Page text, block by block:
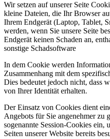
Wir setzen auf unserer Seite
kleine Dateien, die Ihr Browser
Ihrem Endgerät (Laptop, Tablet,
werden, wenn Sie unsere Seite
Endgerät keinen Schaden an,
sonstige Schadsoftware
In dem Cookie werden
Zusammenhang mit dem
Dies bedeutet jedoch nicht, dass
von Ihrer Identität erhalten.
Der Einsatz von Cookies dient
Angebots für Sie angenehmer zu
sogenannte Session-Cookies ein,
Seiten unserer Website bereits